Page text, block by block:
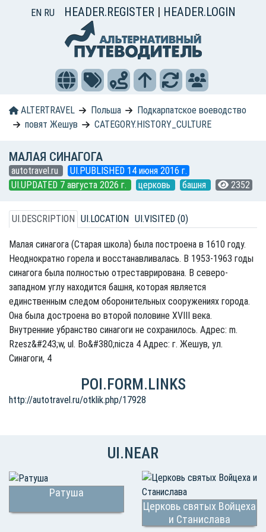
EN RU HEADER.REGISTER | HEADER.LOGIN
ALTERTRAVEL Польша
Подкарпатское воеводство
повят Жешув
CATEGORY.HISTORY_CULTURE
МАЛАЯ СИНАГОГА
autotravel.ru
UI.PUBLISHED 14 июня 2016 г.
UI.UPDATED 7 августа 2026 г.
церковь башня 2352
UI.DESCRIPTION UI.LOCATION UI.VISITED (0)
Малая синагога (Старая школа) была построена в 1610 году.
Неоднократно горела и восстанавливалась. В 1953-1963 годы
синагога была полностью отреставрирована. В северо-
западном углу находится башня, которая является
единственным следом оборонительных сооружениях города.
Она была достроена во второй половине XVIII века.
Внутренние убранство синагоги не сохранилось. Адрес: m.
Rzesz&#243;w, ul. Bo&#380;nicza 4 Адрес: г. Жешув, ул.
Синагоги, 4
POI.FORM.LINKS
http://autotravel.ru/otklik.php/17928
UI.NEAR
Ратуша
Церковь святых Войцеха
и Станислава